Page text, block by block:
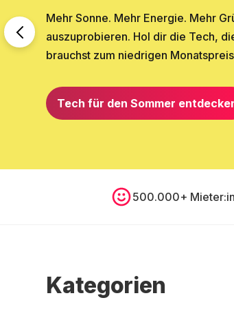
Mehr Sonne. Mehr Energie. Mehr
auszuprobieren. Hol dir die Tech,
brauchst zum niedrigen
Tech für den Sommer
500.000+
Kategorien